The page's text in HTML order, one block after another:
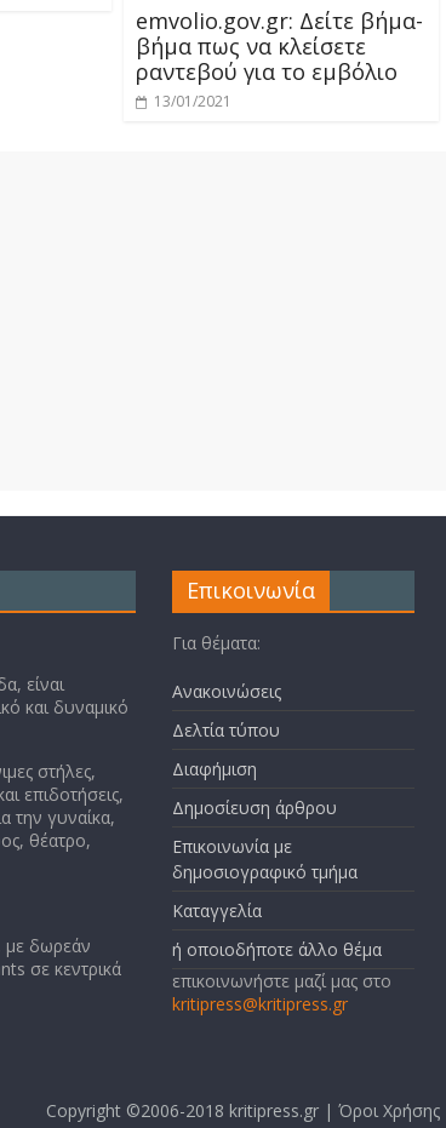
emvolio.gov.gr: Δείτε βήμα-
βήμα πως να κλείσετε
ραντεβού για το εμβόλιο
13/01/2021
είναι
και δυναμικό
στήλες,
επιδοτήσεις,
την γυναίκα,
θέατρο,
με δωρεάν
σε κεντρικά
Επικοινωνία
Για θέματα:
Ανακοινώσεις
Δελτία τύπου
Διαφήμιση
Δημοσίευση άρθρου
Επικοινωνία με
δημοσιογραφικό τμήμα
Καταγγελία
ή οποιοδήποτε άλλο θέμα
επικοινωνήστε μαζί μας στο
kritipress@kritipress.gr
Copyright ©2006-2018 kritipress.gr | Όροι Χρήσης